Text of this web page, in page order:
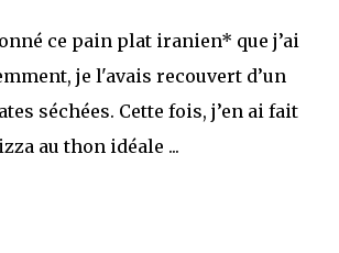
ce pain plat iranien* que j’ai
je l'avais recouvert d’un
séchées. Cette fois, j’en ai fait
au thon idéale ...